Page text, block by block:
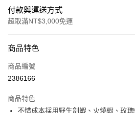
付款與運送方式
超取滿NT$3,000免運
信用卡一次付款
超商取貨付款
商品特色
商品編號
2386166
商品特色
不惜成本採用野生劍蝦、火燒蝦、玫